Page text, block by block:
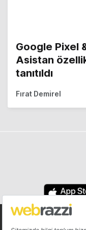
Google Pixel
Asistan
tanıtıldı
Fırat Demirel